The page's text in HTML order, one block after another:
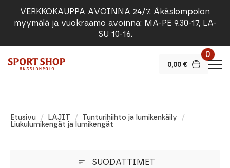
VERKKOKAUPPA AVOINNA 24/7. Äkäslompolon
myymälä ja vuokraamo avoinna: MA-PE 9.30-17, LA-
SU 10-16.
0,00 €
0
Etusivu LAJIT
Tunturihiihto ja lumikenkäily
Liukulumikengät ja lumikengät
SUODATTIMET